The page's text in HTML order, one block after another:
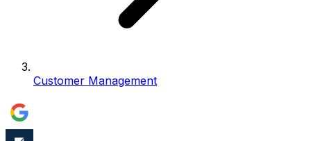
Customer Management